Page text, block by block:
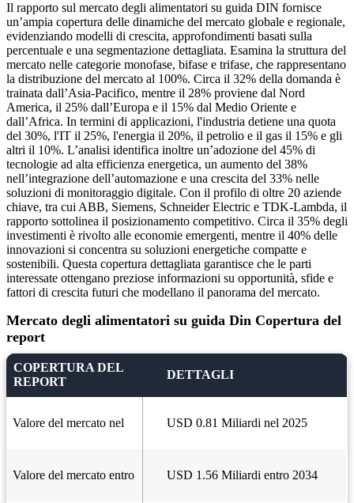
Il rapporto sul mercato degli alimentatori su guida DIN fornisce
un’ampia copertura delle dinamiche del mercato globale e regionale,
evidenziando modelli di crescita, approfondimenti basati sulla
percentuale e una segmentazione dettagliata. Esamina la struttura del
mercato nelle categorie monofase, bifase e trifase, che rappresentano
la distribuzione del mercato al 100%. Circa il 32% della domanda è
trainata dall’Asia-Pacifico, mentre il 28% proviene dal Nord
America, il 25% dall’Europa e il 15% dal Medio Oriente e
dall’Africa. In termini di applicazioni, l'industria detiene una quota
del 30%, l'IT il 25%, l'energia il 20%, il petrolio e il gas il 15% e gli
altri il 10%. L’analisi identifica inoltre un’adozione del 45% di
tecnologie ad alta efficienza energetica, un aumento del 38%
nell’integrazione dell’automazione e una crescita del 33% nelle
soluzioni di monitoraggio digitale. Con il profilo di oltre 20 aziende
chiave, tra cui ABB, Siemens, Schneider Electric e TDK-Lambda, il
rapporto sottolinea il posizionamento competitivo. Circa il 35% degli
investimenti è rivolto alle economie emergenti, mentre il 40% delle
innovazioni si concentra su soluzioni energetiche compatte e
sostenibili. Questa copertura dettagliata garantisce che le parti
interessate ottengano preziose informazioni su opportunità, sfide e
fattori di crescita futuri che modellano il panorama del mercato.
Mercato degli alimentatori su guida Din Copertura del
report
COPERTURA DEL
REPORT
DETTAGLI
Valore del mercato nel USD 0.81 Miliardi nel 2025
Valore del mercato entro USD 1.56 Miliardi entro 2034